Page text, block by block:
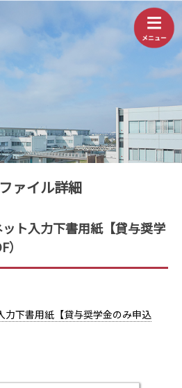
ァイル詳細
ト入力下書用紙【貸与奨学
下書用紙【貸与奨学金のみ申込